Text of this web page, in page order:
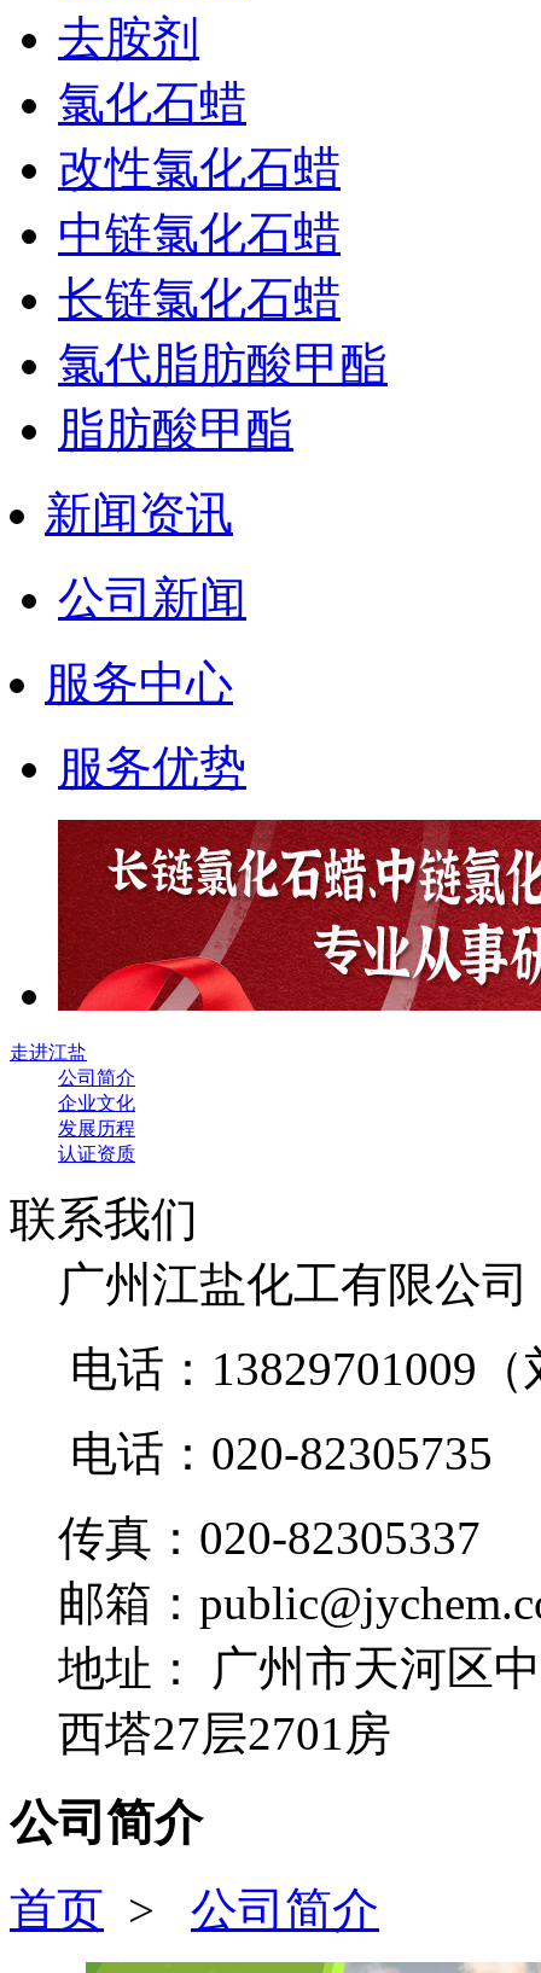
去胺剂
氯化石蜡
改性氯化石蜡
中链氯化石蜡
长链氯化石蜡
氯代脂肪酸甲酯
脂肪酸甲酯
新闻资讯
公司新闻
服务中心
服务优势
走进江盐
公司简介
企业文化
发展历程
认证资质
联系我们
广州江盐化工有限公
电话：13829701009
电话：020-82305735
传真：020-82305337
邮箱：
地址：
广州市天河区
西塔27层2701房
公司简介
首页 > 公司简介